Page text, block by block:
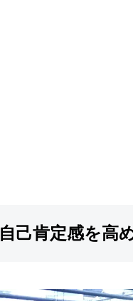
自己肯定感を高